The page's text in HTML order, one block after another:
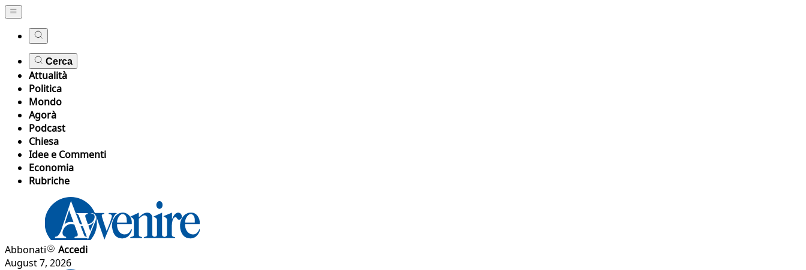
Cerca
Attualità
Politica
Mondo
Agorà
Podcast
Chiesa
Idee e Commenti
Economia
Rubriche
Abbonati
Accedi
August 7, 2026